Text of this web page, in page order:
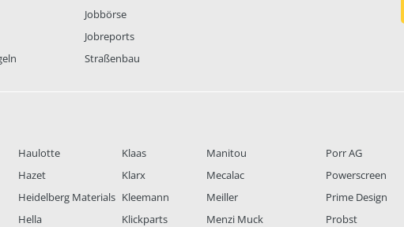
Jobbörse
Jobreports
Straßenbau
Haulotte
Hazet
Heidelberg Materials
Hella
Klaas
Klarx
Kleemann
Klickparts
Manitou
Mecalac
Meiller
Menzi Muck
Porr AG
Powerscreen
Prime Design
Probst